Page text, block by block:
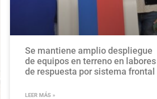
Se mantiene amplio despliegue
de equipos en terreno en labores
de respuesta por sistema frontal
LEER MÁS »